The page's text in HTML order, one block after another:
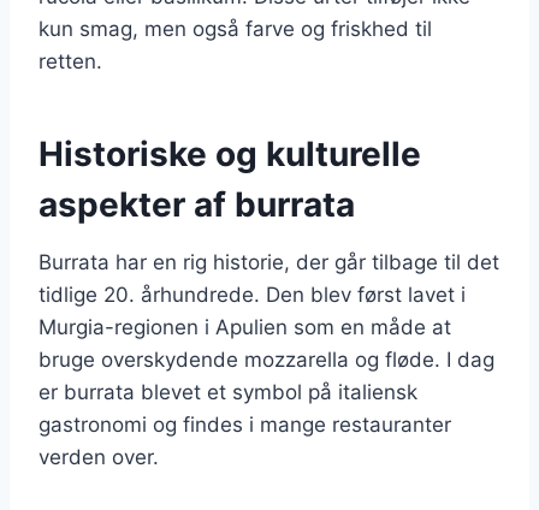
kun smag, men også farve og friskhed til
retten.
Historiske og kulturelle
aspekter af burrata
Burrata har en rig historie, der går tilbage til det
tidlige 20. århundrede. Den blev først lavet i
Murgia-regionen i Apulien som en måde at
bruge overskydende mozzarella og fløde. I dag
er burrata blevet et symbol på italiensk
gastronomi og findes i mange restauranter
verden over.